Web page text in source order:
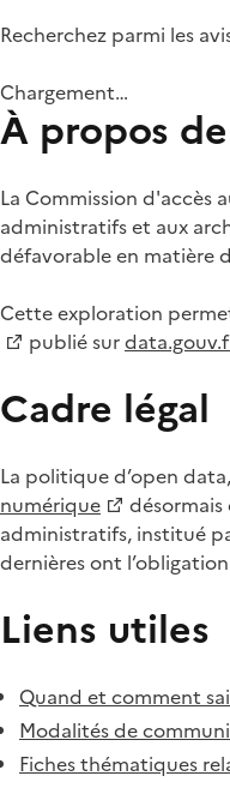
Recherchez parmi les
Chargement…
À propos
La Commission d'accès
administratifs et aux
défavorable en matière
Cette exploration
publié sur
Cadre légal
La politique d’open
numérique
désormais
administratifs, institué
dernières ont
Liens utiles
Quand et comment
Modalités de
Fiches thématiques